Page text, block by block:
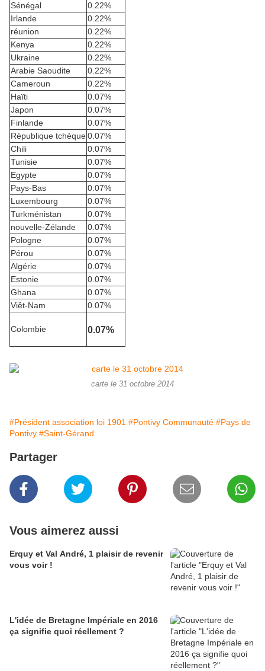
Sénégal
0.22%
Irlande
0.22%
réunion
0.22%
Kenya
0.22%
Ukraine
0.22%
Arabie Saoudite
0.22%
Cameroun
0.22%
Haïti
0.07%
Japon
0.07%
Finlande
0.07%
République tchèque0.07%
Chili
0.07%
Tunisie
0.07%
Egypte
0.07%
Pays-Bas
0.07%
Luxembourg
0.07%
Turkménistan
0.07%
nouvelle-Zélande
0.07%
Pologne
0.07%
Pérou
0.07%
Algérie
0.07%
Estonie
0.07%
Ghana
0.07%
Viêt-Nam
0.07%
Colombie 0.07%
carte le 31 octobre 2014
#Président association loi 1901 #Pontivy Communauté #Pays de
Pontivy #Saint-Gérand
Partager
Vous aimerez aussi
Erquy et Val André, 1 plaisir de revenir
vous voir !
L'idée de Bretagne Impériale en 2016
ça signifie quoi réellement ?